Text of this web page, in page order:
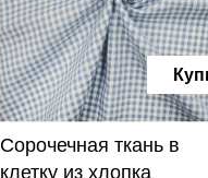
Сорочечная ткань в
клетку из хлопка